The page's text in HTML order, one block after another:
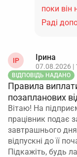
поки він
Раді
ІР Ірина
07.08.2026 |
ВІДПОВІДЬ НАДАНО
Правила
позапланових
Вітаю! На
працівник подає
завтрашнього
відпускні до її
Підкажіть, будь